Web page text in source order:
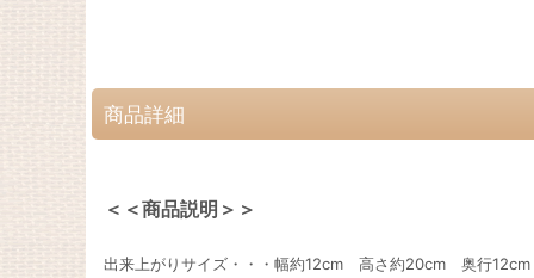
商品詳細
＜＜商品説明＞＞
出来上がりサイズ・・・幅約12cm 高さ約20cm 奥行12cm